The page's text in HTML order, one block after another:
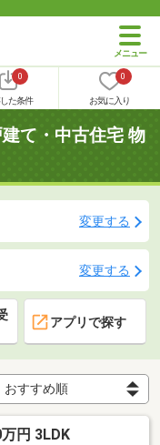
0
た条件
0
お気に入り
て・中古住宅 物
変更する
変更する
アプリで探す
円 3LDK